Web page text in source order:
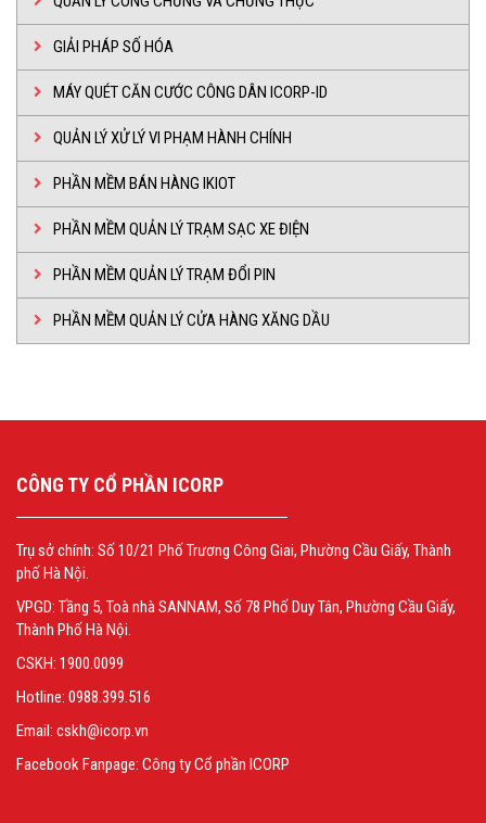
GIẢI PHÁP SỐ HÓA
MÁY QUÉT CĂN CƯỚC CÔNG DÂN ICORP-ID
QUẢN LÝ XỬ LÝ VI PHẠM HÀNH CHÍNH
PHẦN MỀM BÁN HÀNG IKIOT
PHẦN MỀM QUẢN LÝ TRẠM SẠC XE ĐIỆN
PHẦN MỀM QUẢN LÝ TRẠM ĐỔI PIN
PHẦN MỀM QUẢN LÝ CỬA HÀNG XĂNG DẦU
CÔNG TY CỔ PHẦN ICORP
Trụ sở chính: Số 10/21 Phố Trương Công Giai, Phường Cầu Giấy, Thành
phố Hà Nội.
VPGD: Tầng 5, Toà nhà SANNAM, Số 78 Phố Duy Tân, Phường Cầu Giấy,
Thành Phố Hà Nội.
CSKH: 1900.0099
Hotline: 0988.399.516
Email: cskh@icorp.vn
Facebook Fanpage: Công ty Cổ phần ICORP